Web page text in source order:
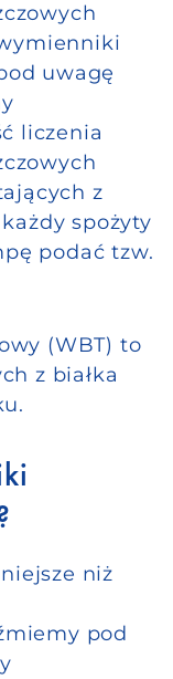
uwagę
liczenia
z
spożyty
podać tzw.
(WBT) to
z białka
niż
pod